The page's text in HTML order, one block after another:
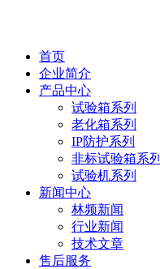
首页
企业简介
产品中心
试验箱系列
老化箱系列
IP防护系列
非标试验箱系列
试验机系列
新闻中心
林频新闻
行业新闻
技术文章
售后服务